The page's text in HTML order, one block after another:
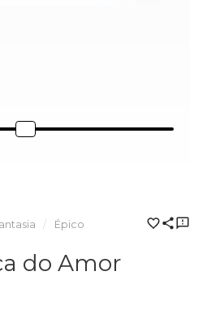
Épico
do Amor